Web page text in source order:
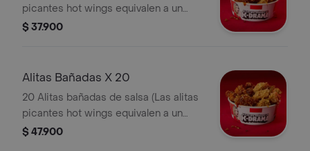
picantes hot wings equivalen a un
trozo de ala)
$ 37.900
Alitas Bañadas X 20
20 Alitas bañadas de salsa (Las alitas
picantes hot wings equivalen a un
trozo de ala)
$ 47.900